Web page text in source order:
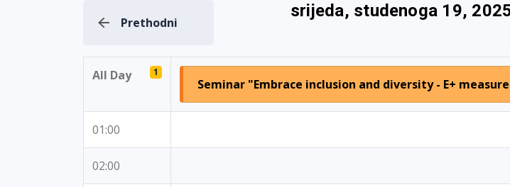
Prethodni
srijeda, studenoga 19,
All Day 1
Seminar "Embrace inclusion and diversity - E+
01:00
02:00